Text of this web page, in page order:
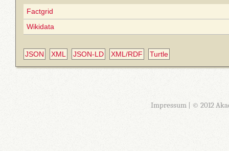
Factgrid
Wikidata
JSON XML JSON-LD XML/RDF Turtle
Impressum| © 2012